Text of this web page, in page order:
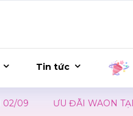
Tin tức
ƯU ĐÃI WAON TẠI